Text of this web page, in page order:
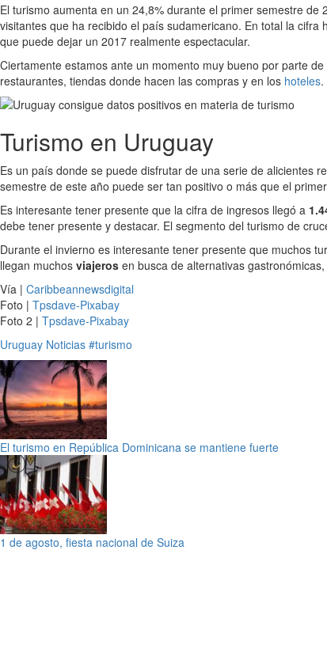
El turismo aumenta en un 24,8% durante el primer semestre de
visitantes que ha recibido el país sudamericano. En total la
que puede dejar un 2017 realmente espectacular.
Ciertamente estamos ante un momento muy bueno por parte de
restaurantes, tiendas donde hacen las compras y en los hoteles
Turismo en Uruguay
Es un país donde se puede disfrutar de una serie de alicientes
semestre de este año puede ser tan positivo o más que el
Es interesante tener presente que la cifra de ingresos llegó a
debe tener presente y destacar. El segmento del turismo de
Durante el invierno es interesante tener presente que muchos
llegan muchos viajeros en busca de alternativas
Vía | Caribbeannewsdigital
Foto | Tpsdave-Pixabay
Foto 2 | Tpsdave-Pixabay
Uruguay Noticias #turismo
El turismo en República Dominicana se mantiene fuerte
1 de agosto, fiesta nacional de Suiza